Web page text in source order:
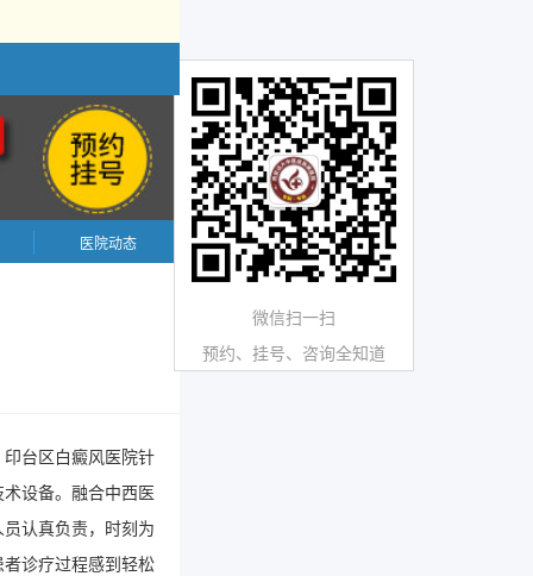
医院动态
台区白癜风医院针
设备。融合中西医
认真负责，时刻为
诊疗过程感到轻松
微信扫一扫
预约、挂号、咨询全知道